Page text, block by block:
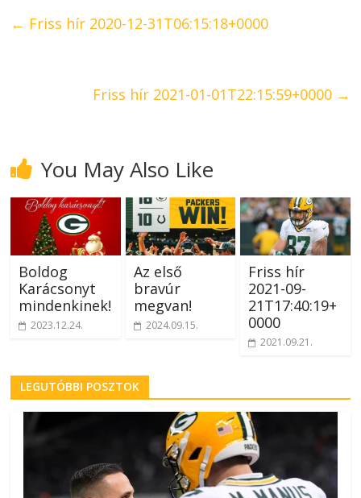
← Friss hír 2020-12-31T06:15:18+0000
Friss hír 2021-01-01T22:15:59+0000 →
You May Also Like
Boldog
Karácsonyt
mindenkinek!
2023.12.24.
Az első
bravúr
megvan!
2024.09.15.
Friss hír
2021-09-
21T17:40:19+
0000
2021.09.21.
LEGUTÓBBI POSZTOK